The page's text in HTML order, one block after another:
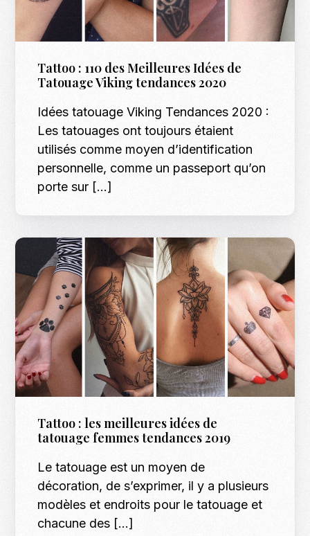
Tattoo : 110 des Meilleures Idées de
Tatouage Viking tendances 2020
Idées tatouage Viking Tendances 2020 :
Les tatouages ont toujours étaient
utilisés comme moyen d’identification
personnelle, comme un passeport qu’on
porte sur […]
Tattoo : les meilleures idées de
tatouage femmes tendances 2019
Le tatouage est un moyen de
décoration, de s’exprimer, il y a plusieurs
modèles et endroits pour le tatouage et
chacune des […]